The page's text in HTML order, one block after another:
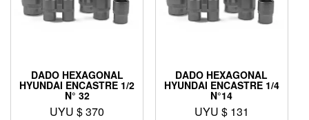
DADO HEXAGONAL
HYUNDAI ENCASTRE 1/2
N° 32
UYU $370
DADO HEXAGONAL
HYUNDAI ENCASTRE 1/4
N°14
UYU $ 131